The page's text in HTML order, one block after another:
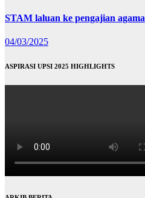
STAM laluan ke pengajian agama
04/03/2025
ASPIRASI UPSI 2025 HIGHLIGHTS